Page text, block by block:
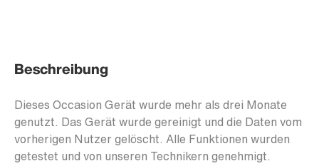
Beschreibung
Dieses Occasion Gerät wurde mehr als drei Monate
genutzt. Das Gerät wurde gereinigt und die Daten vom
vorherigen Nutzer gelöscht. Alle Funktionen wurden
getestet und von unseren Technikern genehmigt.